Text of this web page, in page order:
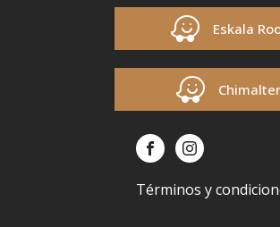
Eskala
Términos y